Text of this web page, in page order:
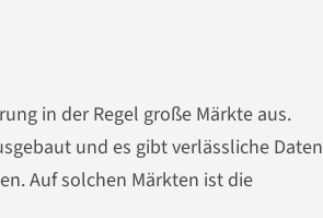
in der Regel große Märkte aus.
und es gibt verlässliche Daten
Auf solchen Märkten ist die